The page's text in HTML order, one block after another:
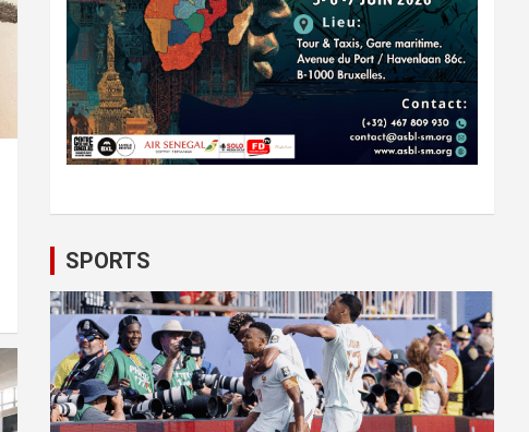
SPORTS